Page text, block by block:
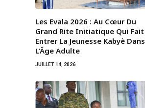
Les Evala 2026 : Au Cœur Du
Grand Rite Initiatique Qui Fait
Entrer La Jeunesse Kabyè Dans
L’Âge Adulte
JUILLET 14, 2026